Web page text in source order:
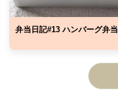
弁当日記#13 ハンバーグ弁当